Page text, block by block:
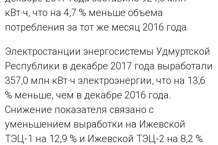
кВт·ч, что на 4,7 % меньше объема
потребления за тот же месяц 2016 года.
Электростанции энергосистемы Удмуртской
Республики в декабре 2017 года выработали
357,0 млн кВт·ч электроэнергии, что на 13,6
% меньше, чем в декабре 2016 года.
Снижение показателя связано с
уменьшением выработки на Ижевской
ТЭЦ-1 на 12,9 % и Ижевской ТЭЦ-2 на 8,2 %